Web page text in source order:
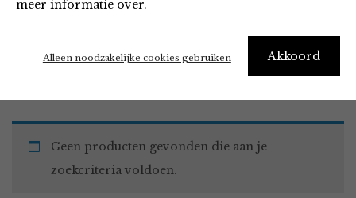
meer informatie over.
Akkoord
Alleen noodzakelijke cookies gebruiken
Home Winkel Kleding Tops en Blouses
Geen producten gevonden die aan je
zoekcriteria voldoen.